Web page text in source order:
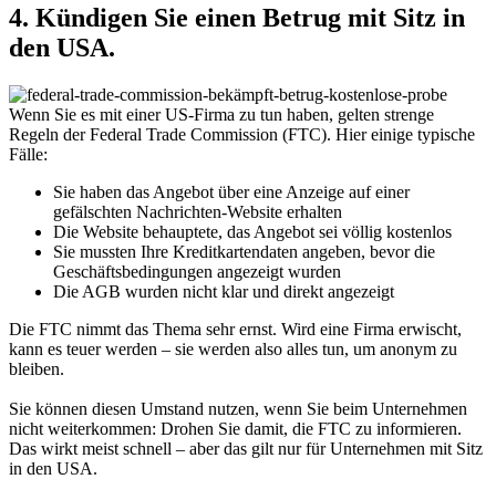
4. Kündigen Sie einen Betrug mit Sitz in
den USA.
Wenn Sie es mit einer US-Firma zu tun haben, gelten strenge
Regeln der Federal Trade Commission (FTC). Hier einige typische
Fälle:
Sie haben das Angebot über eine Anzeige auf einer
gefälschten Nachrichten-Website erhalten
Die Website behauptete, das Angebot sei völlig kostenlos
Sie mussten Ihre Kreditkartendaten angeben, bevor die
Geschäftsbedingungen angezeigt wurden
Die AGB wurden nicht klar und direkt angezeigt
Die FTC nimmt das Thema sehr ernst. Wird eine Firma erwischt,
kann es teuer werden – sie werden also alles tun, um anonym zu
bleiben.
Sie können diesen Umstand nutzen, wenn Sie beim Unternehmen
nicht weiterkommen: Drohen Sie damit, die FTC zu informieren.
Das wirkt meist schnell – aber das gilt nur für Unternehmen mit Sitz
in den USA.